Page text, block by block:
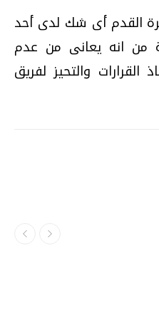
القدم أى شك لدى أحد
من انه يعانى من عدم
والتحيز لفريق